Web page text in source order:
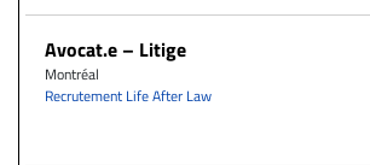
Avocat.e – Litige
Montréal
Recrutement Life After Law